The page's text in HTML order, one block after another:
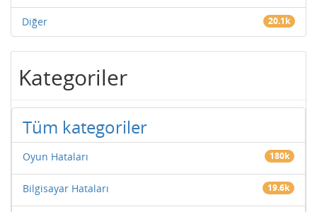
Diğer 20.1k
Kategoriler
Tüm kategoriler
Oyun Hataları 180k
Bilgisayar Hataları 19.6k